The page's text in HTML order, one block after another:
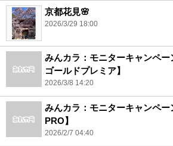
京都花見🌸
2026/3/29 18:00
みんカラ：モニターキャンペ
ゴールドプレミア】
2026/3/8 14:20
みんカラ：モニターキャンペ
PRO】
2026/2/7 04:40